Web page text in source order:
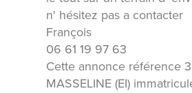
n' hésitez pas a contacter
François
06 61 19 97 63
Cette annonce référence
MASSELINE (EI)